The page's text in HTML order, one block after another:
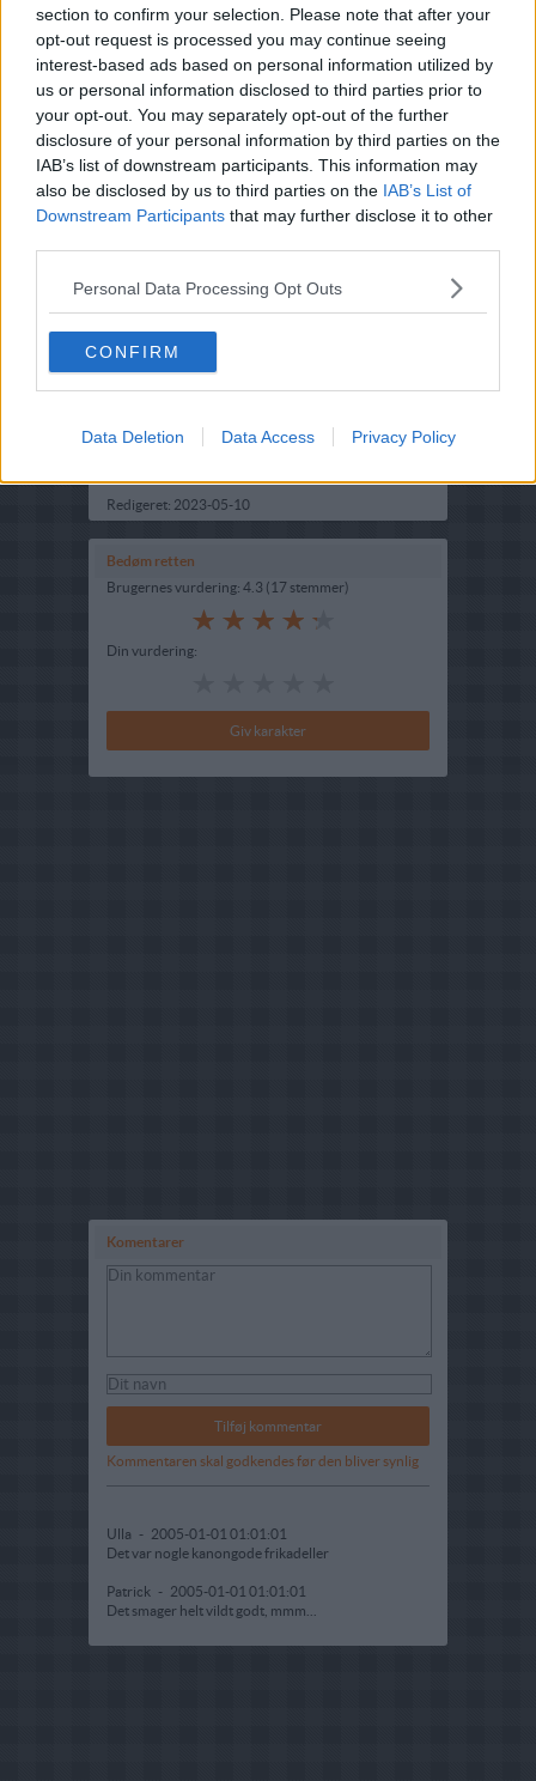
section to confirm your selection. Please note that after your
opt-out request is processed you may continue seeing
interest-based ads based on personal information utilized by
us or personal information disclosed to third parties prior to
your opt-out. You may separately opt-out of the further
disclosure of your personal information by third parties on the
IAB’s list of downstream participants. This information may
also be disclosed by us to third parties on the IAB’s List of
Downstream Participants that may further disclose it to other
Personal Data Processing Opt Outs
CONFIRM
Data Deletion Data Access Privacy Policy
Ret :Diverse Tilbehør-Frikadeller
Hovedingrediens : Rodfrugter Gulerødder
Redigeret: 2023-05-10
Bedøm retten
Brugernes vurdering: 4.3 (17 stemmer)
Din vurdering:
Komentarer
Kommentaren skal godkendes før den bliver synlig
Ulla - 2005-01-01 01:01:01
Det var nogle kanongode frikadeller
Patrick - 2005-01-01 01:01:01
Det smager helt vildt godt, mmm...